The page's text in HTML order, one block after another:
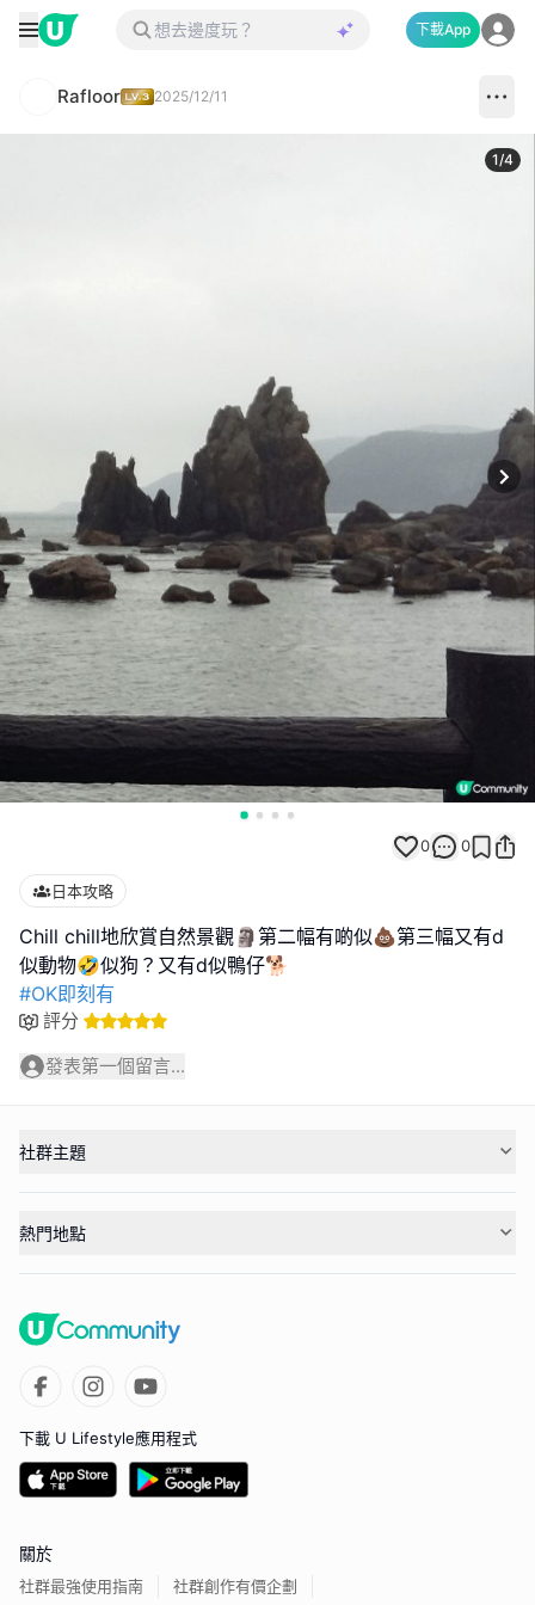
下載App
Rafloor 2025/12/11
1/4
0 0
日本攻略
Chill chill地欣賞自然景觀🗿第二幅有啲似💩第三幅又有d
#OK即刻有
評分
發表第一個留言...
社群主題
熱門地點
下載 U Lifestyle應用程式
關於
社群最強使用指南 社群創作有價企劃